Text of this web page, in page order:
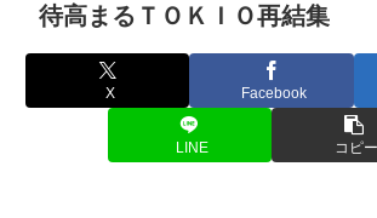
待高まるＴＯＫＩＯ再結集
X Facebook
LINE コピー